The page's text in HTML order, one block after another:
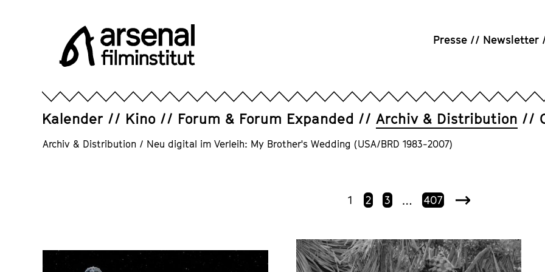
Filminstitut
Presse Newsletter
Kalender Kino Forum & Forum Expanded Archiv & Distribution
Archiv & Distribution / Neu digital im Verleih: My Brother's Wedding (USA/BRD 1983-2007)
1 2 3 … 407 Nächste